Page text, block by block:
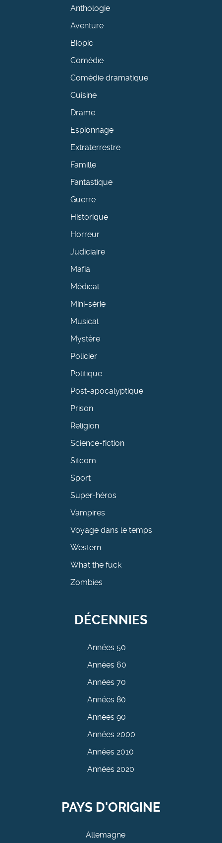
Anthologie
Aventure
Biopic
Comédie
Comédie dramatique
Cuisine
Drame
Espionnage
Extraterrestre
Famille
Fantastique
Guerre
Historique
Horreur
Judiciaire
Mafia
Médical
Mini-série
Musical
Mystère
Policier
Politique
Post-apocalyptique
Prison
Religion
Science-fiction
Sitcom
Sport
Super-héros
Vampires
Voyage dans le temps
Western
What the fuck
Zombies
DÉCENNIES
Années 50
Années 60
Années 70
Années 80
Années 90
Années 2000
Années 2010
Années 2020
PAYS D'ORIGINE
Allemagne